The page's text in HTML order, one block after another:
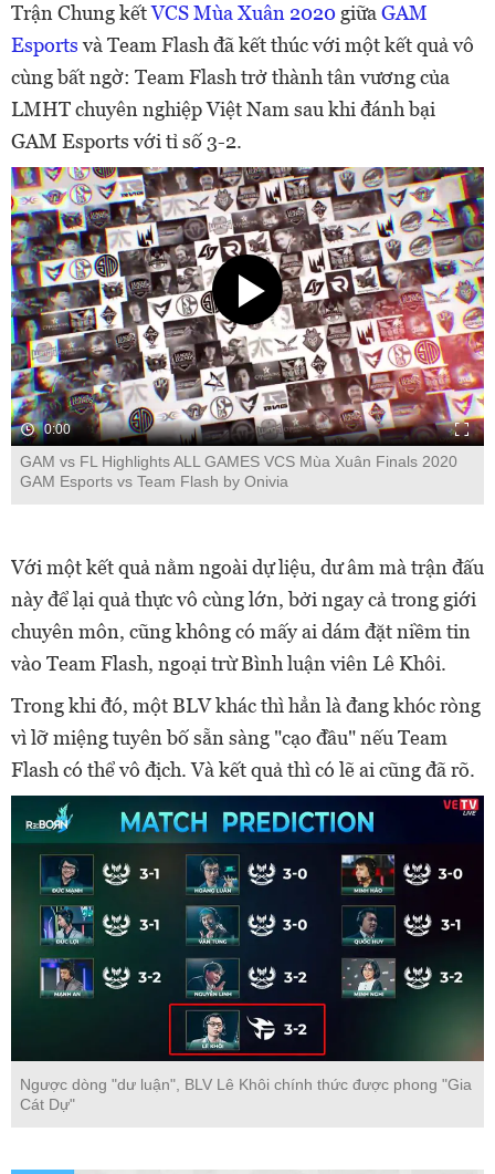
Trận Chung kếtVCS Mùa Xuân 2020 giữa GAM
Esportsvà Team Flash đã kết thúc với một kết quả vô
cùng bất ngờ: Team Flash trở thành tân vương của
LMHT chuyên nghiệp Việt Nam sau khi đánh bại
GAM Esports với tỉ số 3-2.
0:00
GAM vs FL Highlights ALL GAMES VCS Mùa Xuân Finals 2020
GAM Esports vs Team Flash by Onivia
Với một kết quả nằm ngoài dự liệu, dư âm mà trận đấu
này để lại quả thực vô cùng lớn, bởi ngay cả trong giới
chuyên môn, cũng không có mấy ai dám đặt niềm tin
vào Team Flash, ngoại trừ Bình luận viên Lê Khôi.
Trong khi đó, một BLV khác thì hẳn là đang khóc ròng
vì lỡ miệng tuyên bố sẵn sàng "cạo đầu" nếu Team
Flash có thể vô địch. Và kết quả thì có lẽ ai cũng đã rõ.
Ngược dòng "dư luận", BLV Lê Khôi chính thức được phong "Gia
Cát Dự"